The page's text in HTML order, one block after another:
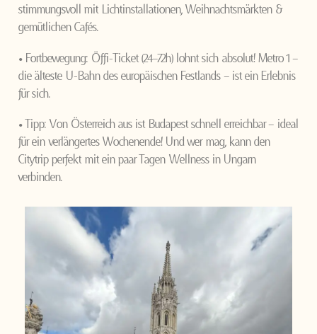
stimmungsvoll mit Lichtinstallationen, Weihnachtsmärkten &
gemütlichen Cafés.
• Fortbewegung: Öffi-Ticket (24–72h) lohnt sich absolut! Metro 1 –
die älteste U-Bahn des europäischen Festlands – ist ein Erlebnis
für sich.
• Tipp: Von Österreich aus ist Budapest schnell erreichbar – ideal
für ein verlängertes Wochenende! Und wer mag, kann den
Citytrip perfekt mit ein paar Tagen Wellness in Ungarn
verbinden.